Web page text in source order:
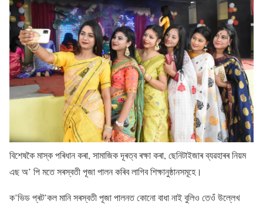
বিশেষকৈ মাস্ক পৰিধান কৰা, সামাজিক দূৰত্ব ৰক্ষা কৰা, ছেনিটাইজাৰ ব্যৱহাৰৰ নিয়ম
এছ অ’ পি মতে সৰস্বতী পূজা পালন কৰিব লাগিব শিক্ষানুষ্ঠানসমূহে।
ক’ভিড প্ৰট’কল মানি সৰস্বতী পূজা পালনত কোনো বাধা নাই বুলিও তেওঁ উল্লেখ